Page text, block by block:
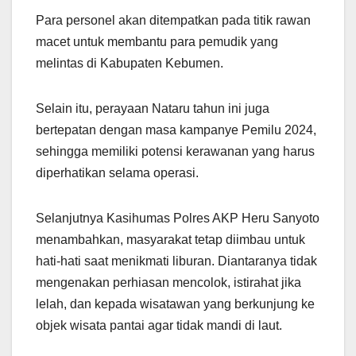
Para personel akan ditempatkan pada titik rawan
macet untuk membantu para pemudik yang
melintas di Kabupaten Kebumen.
Selain itu, perayaan Nataru tahun ini juga
bertepatan dengan masa kampanye Pemilu 2024,
sehingga memiliki potensi kerawanan yang harus
diperhatikan selama operasi.
Selanjutnya Kasihumas Polres AKP Heru Sanyoto
menambahkan, masyarakat tetap diimbau untuk
hati-hati saat menikmati liburan. Diantaranya tidak
mengenakan perhiasan mencolok, istirahat jika
lelah, dan kepada wisatawan yang berkunjung ke
objek wisata pantai agar tidak mandi di laut.